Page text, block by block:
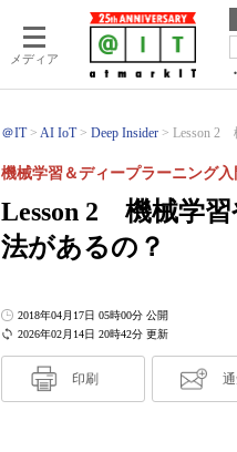
メディア
＠IT AI IoT Deep Insider Lesson 2
Lesson 2 機械学
法があるの？
機械学習＆ディープラーニング入
2026年02月14日 20時42分 更新
2018年04月17日 05時00分 公開
印刷